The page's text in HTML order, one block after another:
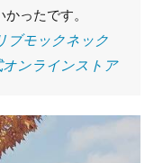
ったです。
ブモックネック
オンラインストア